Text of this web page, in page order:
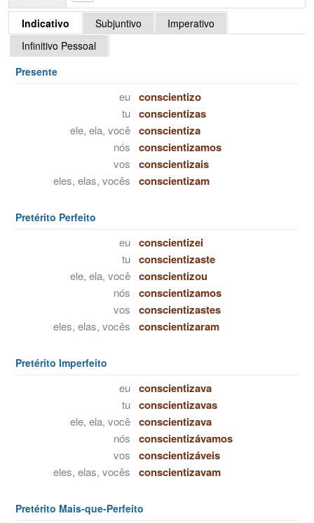
Indicativo Subjuntivo
Imperativo
Infinitivo Pessoal
Presente
eu conscientizo
tu conscientizas
ele, ela, você conscientiza
nós conscientizamos
vos conscientizais
eles, elas, vocês conscientizam
Pretérito Perfeito
eu conscientizei
tu conscientizaste
ele, ela, você conscientizou
nós conscientizamos
vos conscientizastes
eles, elas, vocês conscientizaram
Pretérito Imperfeito
eu conscientizava
tu conscientizavas
ele, ela, você conscientizava
nós conscientizávamos
vos conscientizáveis
eles, elas, vocês conscientizavam
Pretérito Mais-que-Perfeito